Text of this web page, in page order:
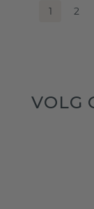
1 2
VOLG